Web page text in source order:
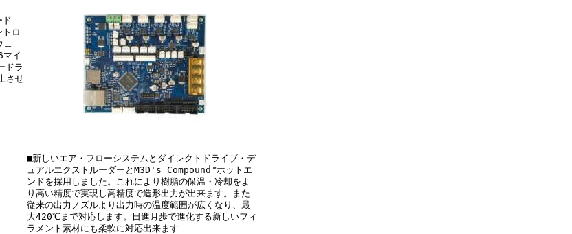
ド
ロ
ェ
イ
ドラ
させ
■新しいエア・フローシステムとダイレクトドライブ・デ
ュアルエクストルーダーとM3D's Compound™ホットエ
ンドを採用しました。これにより樹脂の保温・冷却をよ
り高い精度で実現し高精度で造形出力が出来ます。また
従来の出力ノズルより出力時の温度範囲が広くなり、最
大420℃まで対応します。日進月歩で進化する新しいフィ
ラメント素材にも柔軟に対応出来ます